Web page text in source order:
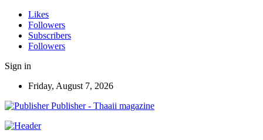
Likes
Followers
Subscribers
Followers
Sign in
Friday, August 7, 2026
Publisher - Thaaii magazine